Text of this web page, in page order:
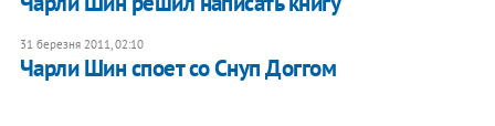
31 березня 2011, 02:10
Чарли Шин споет со Снуп Доггом